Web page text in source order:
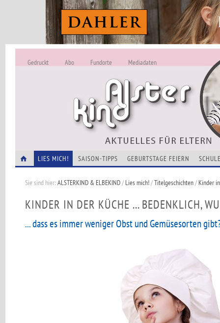
ALSTERKIND -
Alles Neu
Gedruckt Abo Fundorte Mediadaten
LIES MICH! SAISON-TIPPS GEBURTSTAGE FEIERN
Sie sind hier:ALSTERKIND & ELBEKIND/Lies mich!/Titelgeschichten/Kinder
KINDER IN DER KÜCHE ... BEDENKLICH,
... dass es immer weniger Obst und Gemüsesorten